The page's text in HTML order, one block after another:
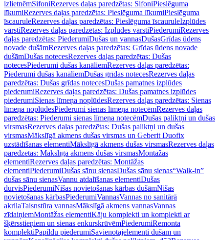
izlietnēmSifoniRezerves daļas paredzētas: SifoniPieslēguma
līkumiRezerves daļas paredzētas: Pieslēguma līkumiPieslēguma
īscauruleRezerves daļas paredzētas: Pieslēguma īscauruleIzplūdes
vārstiRezerves daļas paredzētas: Izplūdes vārstiPiederumiRezerves
daļas paredzētas: PiederumiDušas un vannasDušasGrīdas ūdens
novade dušāmRezerves daļas paredzētas: Grīdas ūdens novade
dušāmDušas notecesRezerves daļas paredzētas: Dušas
notecesPiederumi dušas kanāliemRezerves daļas paredzētas:
Piederumi dušas kanāliemDušas grīdas notecesRezerves daļas
paredzētas: Dušas grīdas notecesDušas pamatnes izplūdes
piederumiRezerves daļas paredzētas: Dušas pamatnes izplūdes
piederumiSienas līmeņa noplūdesRezerves daļas paredzētas: Sienas
līmeņa noplūdesPiederumi sienas līmeņa notecēmRezerves daļas
paredzētas: Piederumi sienas līmeņa notecēmDušas paliktņi un dušas
virsmasRezerves daļas paredzētas: Dušas paliktņi un dušas
virsmasMākslīgā akmens dušas virsmas un Geberit Duofix
uzstādīšanas elementiMākslīgā akmens dušas virsmasRezerves daļas
paredzētas: Mākslīgā akmens dušas virsmasMontāžas
elementiRezerves daļas paredzētas: Montāžas
elementiPiederumiDušas sānu sienasDušas sānu sienas“Walk-in”
dušas sānu sienasVannu atdalīšanas elementiDušas
durvisPiederumiNišas novietošanas kārbas dušāmNišas
novietošanas kārbasPiederumiVannasVannas no sanitārā
akrilaTaisnstūra vannasMākslīgā akmens vannasVannas
zīdaiņiemMontāžas elementiKāju komplekti un komplekti ar
šķērsstieņiem un sienas enkurskrūvēmPiederumiRemonta
komplektiPapildu piederumiSavienotājelementi dušām un